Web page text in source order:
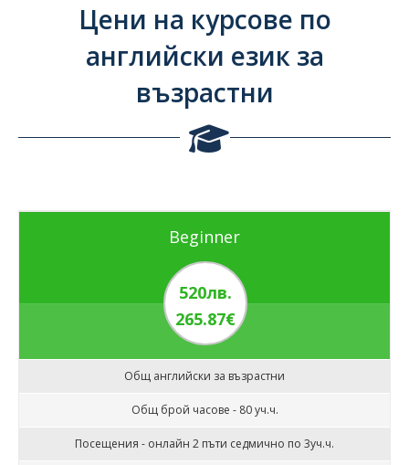
Цени на курсове по
английски език за
възрастни
Beginner
520лв.
265.87€
Общ английски за възрастни
Общ брой часове - 80 уч.ч.
Посещения - онлайн 2 пъти седмично по 3уч.ч.